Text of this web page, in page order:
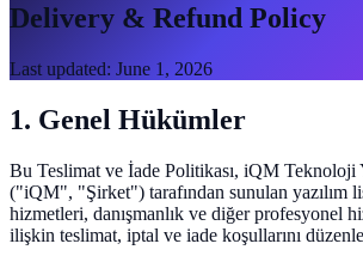
Delivery & Refund Policy
Last updated: June 1, 2026
1. Genel Hükümler
Bu Teslimat ve İade Politikası, iQM Teknoloji
("iQM", "Şirket") tarafından sunulan yazılım
hizmetleri, danışmanlık ve diğer profesyonel
ilişkin teslimat, iptal ve iade koşullarını